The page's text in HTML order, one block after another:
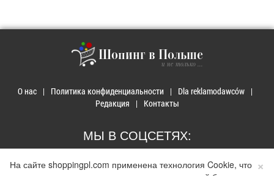
Шопинг в Польше
и не только ...
О нас Политика конфиденциальности
Dla reklamodawców
Редакция
Контакты
МЫ В СОЦСЕТЯХ:
×
На сайте shoppingpl.com применена технология Cookie, что